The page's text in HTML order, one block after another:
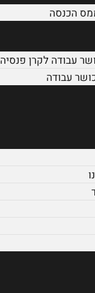
הכנסה
עבודה לקרן פנסיה
עבודה